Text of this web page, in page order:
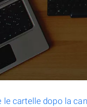
cartelle dopo la